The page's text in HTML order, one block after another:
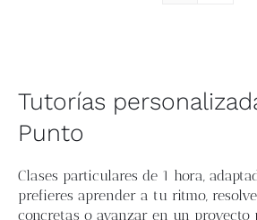
Videos
Contacto
Tutorías
Punto
Clases particulares de 1 hora,
prefieres aprender a tu ritmo,
concretas o avanzar en un proyecto